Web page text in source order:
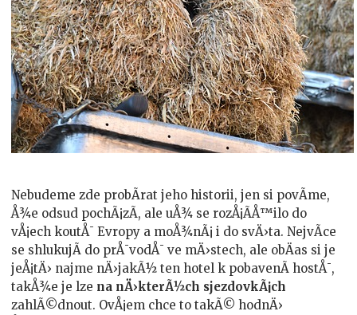
Nebudeme zde probÃ­rat jeho historii, jen si povÃ­me,
Å¾e odsud pochÃ¡zÃ­, ale uÅ¾ se rozÅ¡Ã­Å™ilo do
vÅ¡ech koutÅ¯ Evropy a moÅ¾nÃ¡ i do svÄ›ta. NejvÃ­ce
se shlukujÃ­ do prÅ¯vodÅ¯ ve mÄ›stech, ale obÄas si je
jeÅ¡tÄ› najme nÄ›jakÃ½ ten hotel k pobavenÃ­ hostÅ¯,
takÅ¾e je lze na nÄ›kterÃ½ch sjezdovkÃ¡ch
zahlÃ©dnout. OvÅ¡em chce to takÃ© hodnÄ›